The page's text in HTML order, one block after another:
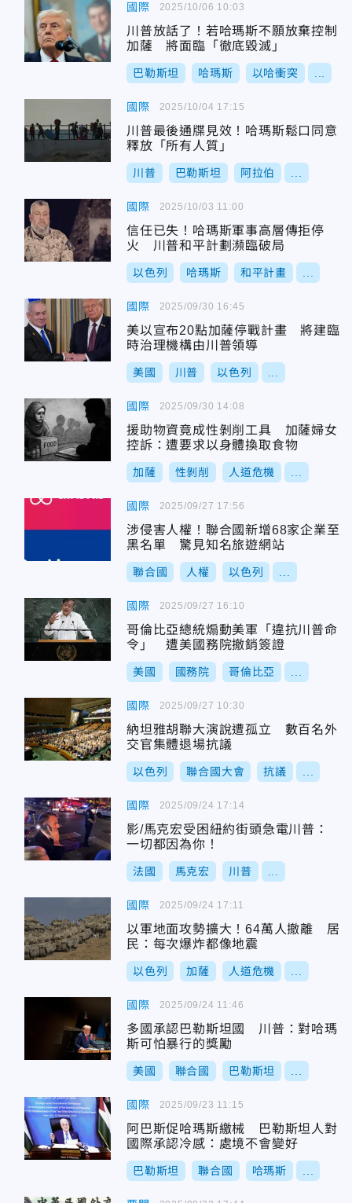
國際
川普放話了！若哈瑪斯不願放棄控制
加薩 將面臨「徹底毀滅」
巴勒斯坦 哈瑪斯 以哈衝突
2025/10/06 10:03
國際
川普最後通牒見效！哈瑪斯鬆口同意
釋放「所有人質」
川普 巴勒斯坦 阿拉伯
2025/10/04 17:15
國際
信任已失！哈瑪斯軍事高層傳拒停
火 川普和平計劃瀕臨破局
以色列 哈瑪斯 和平計畫
2025/10/03 11:00
國際
美以宣布20點加薩停戰計畫 將建臨
時治理機構由川普領導
美國 川普 以色列
2025/09/30 16:45
國際
援助物資竟成性剝削工具 加薩婦女
控訴：遭要求以身體換取食物
加薩 性剝削 人道危機
2025/09/30 14:08
國際
涉侵害人權！聯合國新增68家企業至
黑名單 驚見知名旅遊網站
聯合國 人權 以色列
2025/09/27 17:56
國際
哥倫比亞總統煽動美軍「違抗川普命
令」 遭美國務院撤銷簽證
美國 國務院 哥倫比亞
2025/09/27 16:10
國際
納坦雅胡聯大演說遭孤立 數百名外
交官集體退場抗議
以色列 聯合國大會 抗議
2025/09/27 10:30
國際
影/馬克宏受困紐約街頭急電川普：
一切都因為你！
法國 馬克宏 川普
2025/09/24 17:14
國際
以軍地面攻勢擴大！64萬人撤離 居
民：每次爆炸都像地震
以色列 加薩 人道危機
2025/09/24 17:11
國際
多國承認巴勒斯坦國 川普：對哈瑪
斯可怕暴行的獎勵
美國 聯合國 巴勒斯坦
2025/09/24 11:46
國際
阿巴斯促哈瑪斯繳械 巴勒斯坦人對
國際承認冷感：處境不會變好
巴勒斯坦 聯合國 哈瑪斯
2025/09/23 11:15